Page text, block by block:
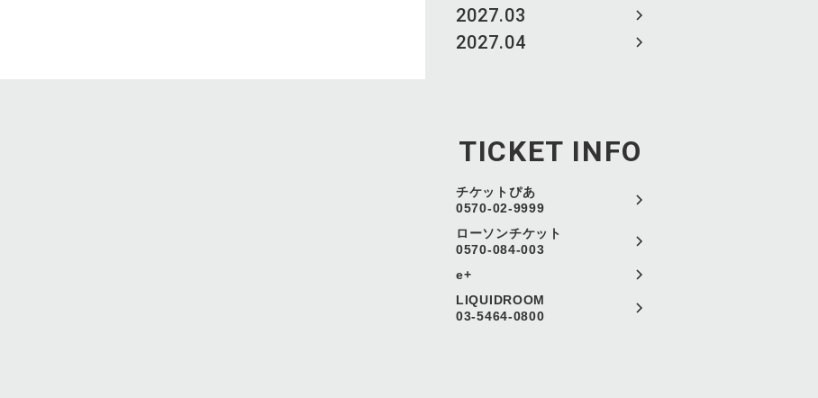
2027.03
2027.04
TICKET INFO
チケットぴあ
0570-02-9999
ローソンチケット
0570-084-003
e+
LIQUIDROOM
03-5464-0800